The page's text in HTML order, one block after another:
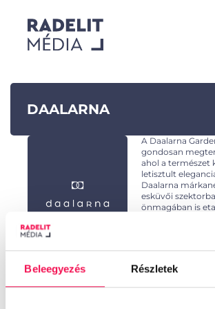
Beleegyezés Részletek
DAALARNA
A Daalarna
gondosan
ahol a természet
letisztult
Daalarna
esküvői
önmagában is
digitális térben
és minőségi
Ügynökségünk
kampánystratégiáért, amelynek fókuszában
növelése és a releváns, prémium érdeklődők